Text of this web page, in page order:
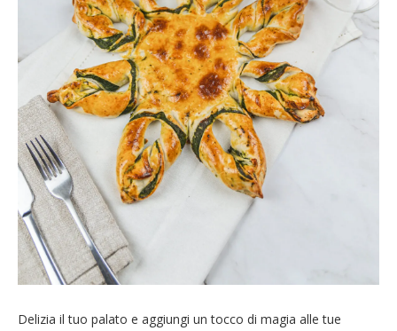
Delizia il tuo palato e aggiungi un tocco di magia alle tue